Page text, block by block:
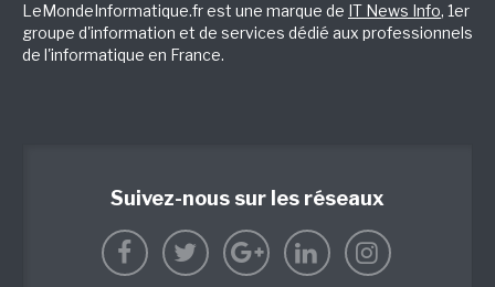
LeMondeInformatique.fr est une marque de IT News Info, 1er
groupe d'information et de services dédié aux professionnels
de l'informatique en France.
Suivez-nous sur les réseaux